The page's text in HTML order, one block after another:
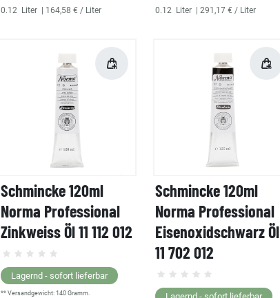
0.12 Liter | 164,58 € / Liter 0.12 Liter | 291,17 € / Liter
Schmincke 120ml
Norma Professional
Zinkweiss Öl 11 112 012
Lagernd - sofort lieferbar
** Versandgewicht: 140 Gramm.
Schmincke 120ml
Norma Professional
Eisenoxidschwarz Öl
11 702 012